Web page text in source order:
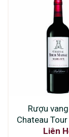
Rượu
Chateau
Liên